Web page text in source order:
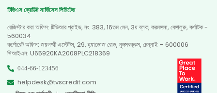
প্রশংসাপত্র
ফটো গ্যালারি
ভিডিও গ্যালারি
ডিলার লোকেটর
সাইটম্যাপ
টিভিএস ক্রেডিট সার্ভিসেস লিমিটেড
রেজিস্টার করা অফিস: টিভিআর প্রাইড, নং. 383, 16তম মেন, 3য় ব্লক, করমঙ্গলা, বেঙ্গালুরু, কর্ণাটক -
560034
কর্পোরেট অফিস: জয়লক্ষ্মী এস্টেটস, 29, হ্যাডোজ রোড, নুঙ্গমবক্কম, চেন্নাই – 600006
সিআইএন: U65920KA2008PLC218369
044-66-123456
helpdesk@tvscredit.com